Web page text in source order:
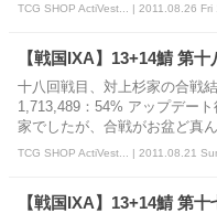
TCG SHOP ActiVest... | 2011.08.26 Fri
【戦国IXA】13+14鯖 第十
十八回戦目、対上杉家の合戦
1,713,489：54% アップデー
家でしたが、合戦がお盆ど真
TCG SHOP ActiVest... | 2011.08.21
【戦国IXA】13+14鯖 第十